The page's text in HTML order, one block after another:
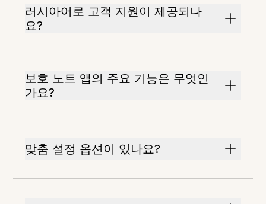
러시아어로 고객 지원이 제공되나
요?
보호 노트 앱의 주요 기능은 무엇인
가요?
맞춤 설정 옵션이 있나요?